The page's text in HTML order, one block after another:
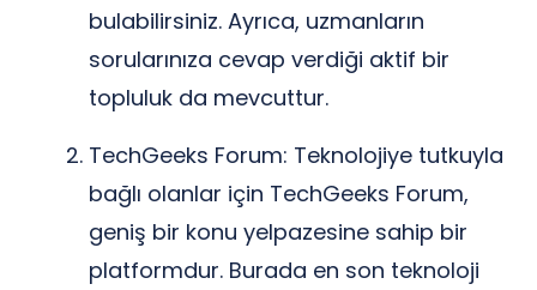
bulabilirsiniz. Ayrıca, uzmanların
sorularınıza cevap verdiği aktif bir
topluluk da mevcuttur.
TechGeeks Forum: Teknolojiye tutkuyla
bağlı olanlar için TechGeeks Forum,
geniş bir konu yelpazesine sahip bir
platformdur. Burada en son teknoloji